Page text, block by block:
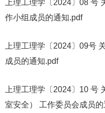
上理工理学〔2024〕08 号
作小组成员的通知.pdf
上理工理学〔2024〕09号
成员的通知.pdf
上理工理学〔2024〕10 号
室安全） 工作委员会成员